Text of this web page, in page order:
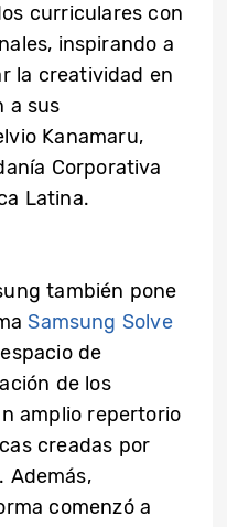
curriculares con
inspirando a
la creatividad en
a sus
Kanamaru,
Corporativa
Latina.
también pone
Samsung Solve
de
de los
amplio repertorio
creadas por
Además,
comenzó a